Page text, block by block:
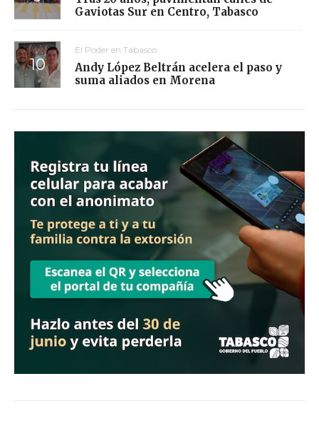
Gaviotas Sur en Centro, Tabasco
El Poder en Tabasco
Andy López Beltrán acelera el paso y
suma aliados en Morena